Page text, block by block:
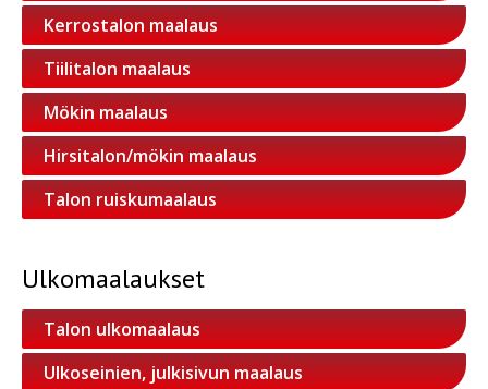
Kerrostalon maalaus
Tiilitalon maalaus
Mökin maalaus
Hirsitalon/mökin maalaus
Talon ruiskumaalaus
Ulkomaalaukset
Talon ulkomaalaus
Ulkoseinien, julkisivun maalaus